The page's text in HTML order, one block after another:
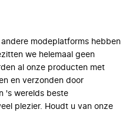
modeplatforms hebben
we helemaal geen
al onze producten met
en verzonden door
's werelds beste
plezier. Houdt u van onze